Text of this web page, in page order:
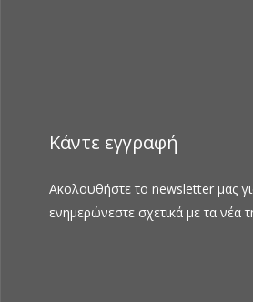
Κάντε εγγραφή
Ακολουθήστε το newsletter μας
ενημερώνεστε σχετικά με τα νέα